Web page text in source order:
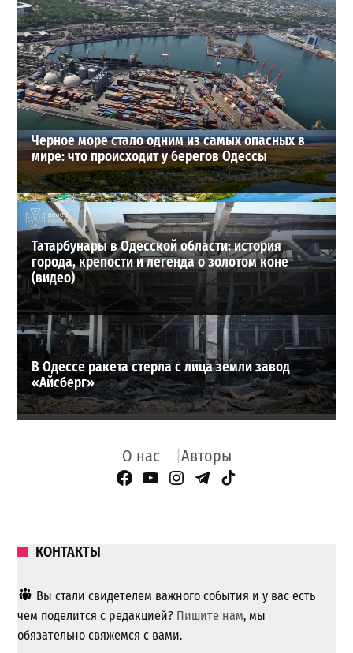
Неприятный сюрприз для водителей Одессы: на АЗС
снова взлетели цены
2
28-07-2026 в 06:47
ВИБОР РЕДАКЦИИ
Черное море стало одним из самых опасных в
мире: что происходит у берегов Одессы
Татарбунары в Одесской области: история
города, крепости и легенда о золотом коне
(видео)
В Одессе ракета стерла с лица земли завод
«Айсберг»
О нас Авторы
Facebook Page
YouTube
Instagram
Telegram
TikTok
КОНТАКТЫ
Вы стали свидетелем важного события и у вас есть
чем поделится с редакцией? Пишите нам, мы
обязательно свяжемся с вами.